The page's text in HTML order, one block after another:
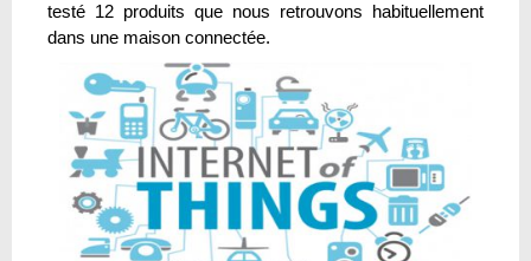
testé 12 produits que nous retrouvons habituellement
dans une maison connectée.